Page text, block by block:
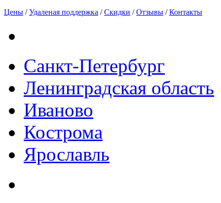
Цены /Удаленая поддержка /Скидки /Отзывы /Контакты
Санкт-Петербург
Ленинградская область
Иваново
Кострома
Ярославль